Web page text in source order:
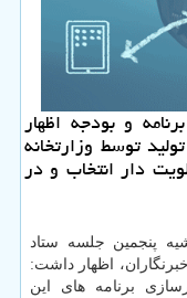
و بودجه اظهار
توسط وزارتخانه
دار انتخاب و در
پنجمین جلسه ستاد
اظهار داشت:
برنامه های این